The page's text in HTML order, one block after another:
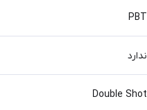
PBT
ندارد
Double Shot